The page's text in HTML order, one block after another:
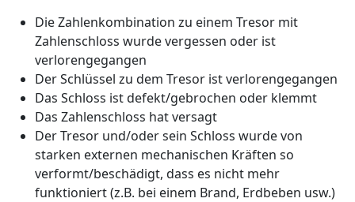
Die Zahlenkombination zu einem Tresor mit
Zahlenschloss wurde vergessen oder ist
verlorengegangen
Der Schlüssel zu dem Tresor ist verlorengegangen
Das Schloss ist defekt/gebrochen oder klemmt
Das Zahlenschloss hat versagt
Der Tresor und/oder sein Schloss wurde von
starken externen mechanischen Kräften so
verformt/beschädigt, dass es nicht mehr
funktioniert (z.B. bei einem Brand, Erdbeben usw.)